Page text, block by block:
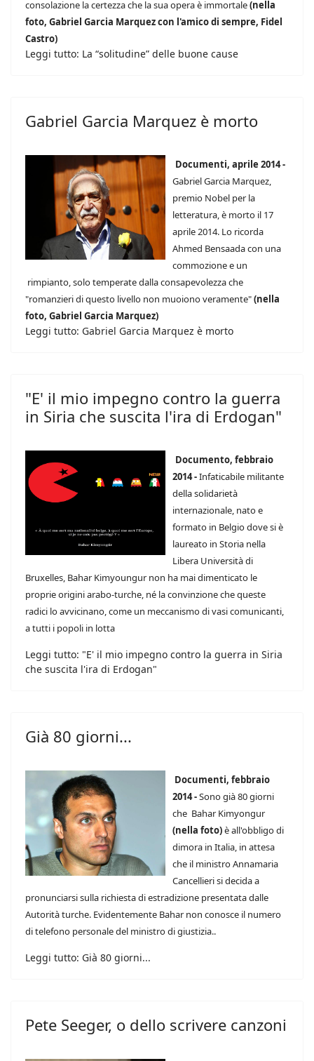
consolazione la certezza che la sua opera è immortale(nella
foto, Gabriel Garcia Marquez con l'amico di sempre, Fidel
Castro)
Leggi tutto: La “solitudine” delle buone cause
Gabriel Garcia Marquez è morto
Documenti, aprile 2014 -
Gabriel Garcia Marquez,
premio Nobel per la
letteratura, è morto il 17
aprile 2014. Lo ricorda
Ahmed Bensaada con una
commozione e un
rimpianto, solo temperate dalla consapevolezza che
"romanzieri di questo livello non muoiono veramente"(nella
foto, Gabriel Garcia Marquez)
Leggi tutto: Gabriel Garcia Marquez è morto
"E' il mio impegno contro la guerra
in Siria che suscita l'ira di Erdogan"
Documento, febbraio
2014 -Infaticabile militante
della solidarietà
internazionale, nato e
formato in Belgio dove si è
laureato in Storia nella
Libera Università di
Bruxelles, Bahar Kimyoungur non ha mai dimenticato le
proprie origini arabo-turche, né la convinzione che queste
radici lo avvicinano, come un meccanismo di vasi comunicanti,
a tutti i popoli in lotta
Leggi tutto: "E' il mio impegno contro la guerra in Siria
che suscita l'ira di Erdogan"
Già 80 giorni...
Documenti, febbraio
2014 -Sono già 80 giorni
che Bahar Kimyongur
(nella foto)è all'obbligo di
dimora in Italia, in attesa
che il ministro Annamaria
Cancellieri si decida a
pronunciarsi sulla richiesta di estradizione presentata dalle
Autorità turche. Evidentemente Bahar non conosce il numero
di telefono personale del ministro di giustizia..
Leggi tutto: Già 80 giorni...
Pete Seeger, o dello scrivere canzoni